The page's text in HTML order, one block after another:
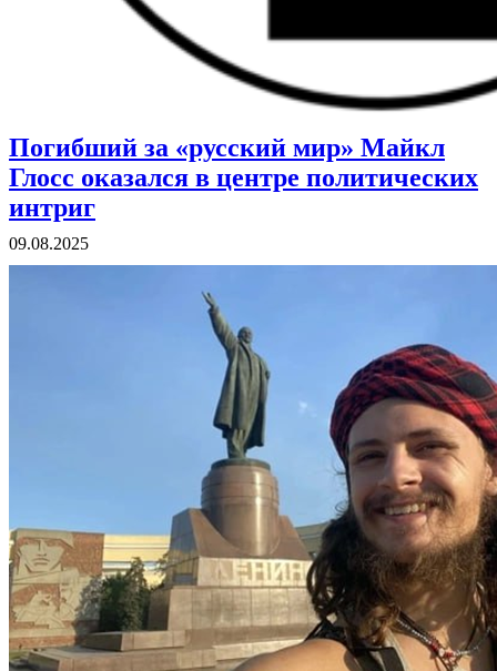
ВОЕННЫЕ СТРАНИЦЫ
СТАТЬИ ВОЕННОЙ ТЕМАТИКИ
Погибший за «русский мир» Майкл
Глосс оказался в центре политических
интриг
09.08.2025